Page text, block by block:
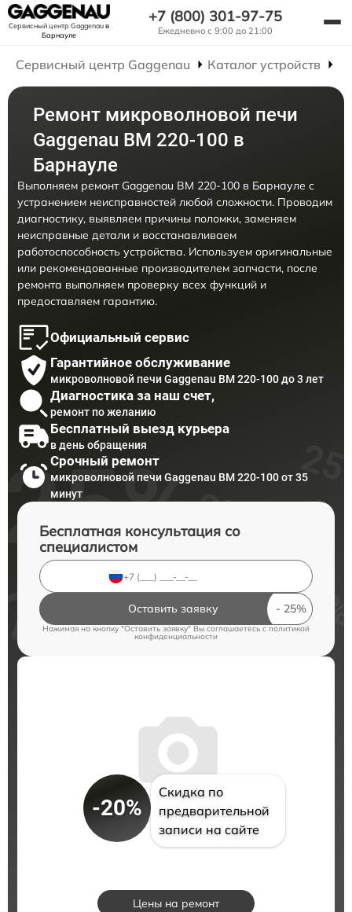
Сервисный центр Gaggenauв
Барнауле
+7 (800) 301-97-75
Ежедневно с 9:00 до 21:00
Сервисный центр Gaggenau Каталог устройств
Ремонт микроволновой печи
Gaggenau BM 220-100 в
Барнауле
Выполняем ремонт Gaggenau BM 220-100 в Барнауле с
устранением неисправностей любой сложности. Проводим
диагностику, выявляем причины поломки, заменяем
неисправные детали и восстанавливаем
работоспособность устройства. Используем оригинальные
или рекомендованные производителем запчасти, после
ремонта выполняем проверку всех функций и
предоставляем гарантию.
Официальный сервис
Гарантийное обслуживание
микроволновой печи Gaggenau BM 220-100 до 3 лет
Диагностика за наш счет,
ремонт по желанию
Бесплатный выезд курьера
в день обращения
Срочный ремонт
микроволновой печи Gaggenau BM 220-100 от 35
минут
Бесплатная консультация со
специалистом
Оставить заявку
Нажимая на кнопку "Оставить заявку" Вы соглашаетесь c политикой
конфиденциальности
-20%
Скидка по
предварительной
записи на сайте
Цены на ремонт